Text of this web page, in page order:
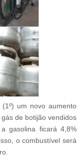
um novo aumento
de botijão vendidos
gasolina ficará 4,8%
o combustível será